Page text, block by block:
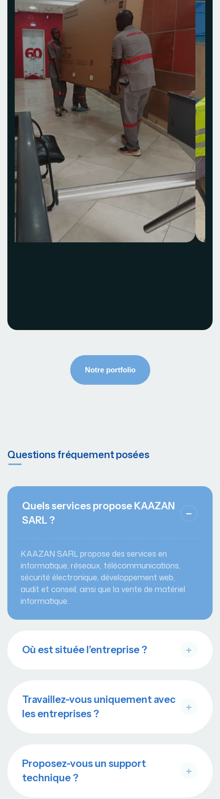
Voir le projet
Questions fréquement posées
Quels services propose KAAZAN
SARL ?
KAAZAN SARL propose des services en
informatique, réseaux, télécommunications,
sécurité électronique, développement web,
audit et conseil, ainsi que la vente de matériel
informatique.
Où est située l’entreprise ?
Travaillez-vous uniquement avec
les entreprises ?
Proposez-vous un support
technique ?